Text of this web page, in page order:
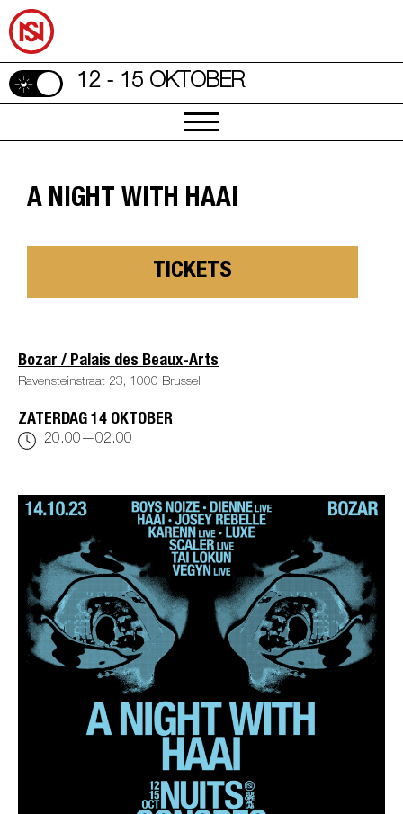
12 - 15 OKTOBER
A NIGHT WITH HAAI
TICKETS
Bozar / Palais des Beaux-Arts
Ravensteinstraat 23, 1000 Brussel
ZATERDAG 14 OKTOBER
20.00—02.00